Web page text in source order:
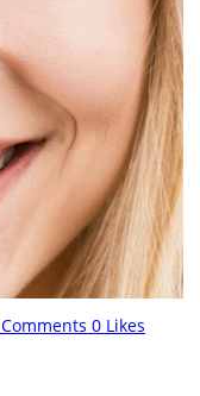
Comments 0 Likes